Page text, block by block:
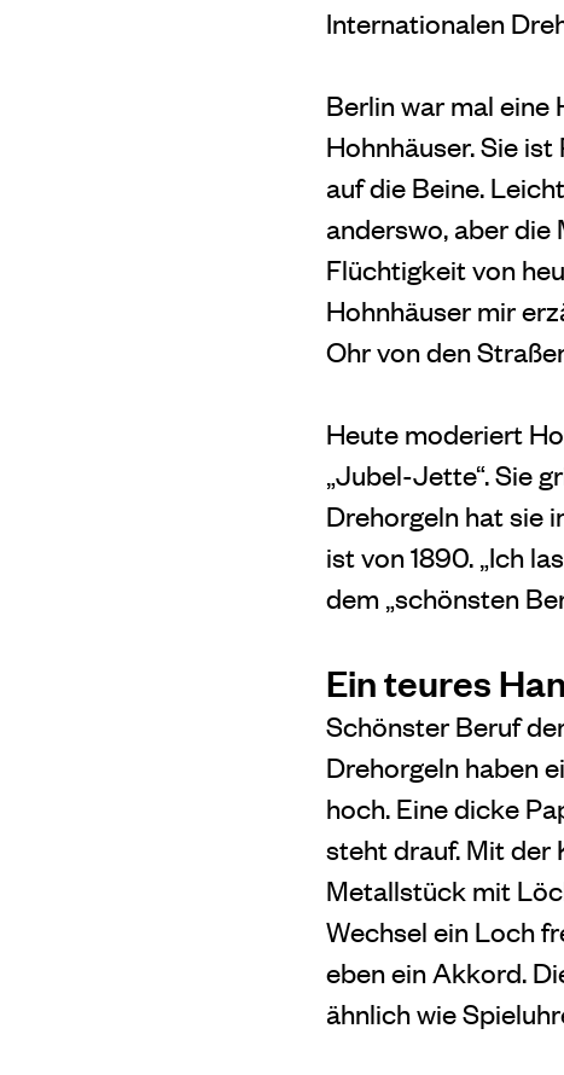
Internationalen
Berlin war mal
Hohnhäuser. Sie
auf die Beine.
anderswo, aber die
Flüchtigkeit von
Hohnhäuser mir
Ohr von den
Heute moderiert
„Jubel-Jette“. Sie
Drehorgeln hat sie
ist von 1890. „Ich
dem „schönsten
Ein teures
Schönster Beruf
Drehorgeln haben
hoch. Eine dicke
steht drauf. Mit der
Metallstück mit
Wechsel ein Loch
eben ein Akkord.
ähnlich wie